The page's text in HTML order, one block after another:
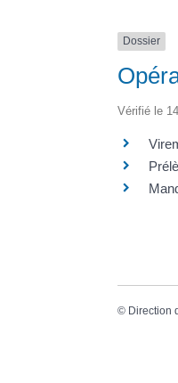
Dossier
Vérifié le
© Direction